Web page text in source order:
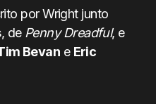
por Wright junto
, de PennyDreadful, e
Bevan e Eric